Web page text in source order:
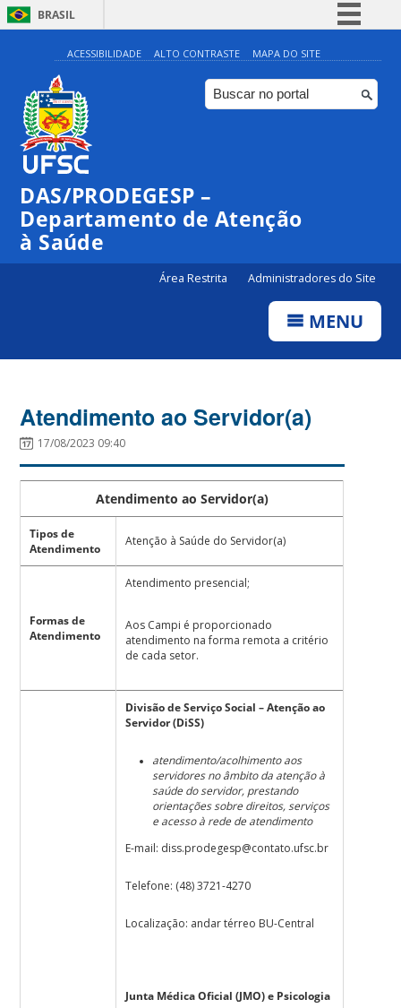
BRASIL
Simplifique!
Comunica BR
Participe
ACESSIBILIDADE ALTO CONTRASTE MAPA DO SITE
DAS/PRODEGESP –
Departamento de Atenção
à Saúde
Área Restrita Administradores do Site
MENU
Atendimento ao Servidor(a)
17/08/2023 09:40
Atendimento ao Servidor(a)
Tipos de
Atendimento
Atenção à Saúde do Servidor(a)
Formas de
Atendimento
Atendimento presencial;
Aos Campi é proporcionado
atendimento na forma remota a critério
de cada setor.
Divisão de Serviço Social – Atenção ao
Servidor (DiSS)
atendimento/acolhimento aos
servidores no âmbito da atenção à
saúde do servidor, prestando
orientações sobre direitos, serviços
e acesso à rede de atendimento
E-mail: diss.prodegesp@contato.ufsc.br
Telefone: (48) 3721-4270
Localização: andar térreo BU-Central
Junta Médica Oficial (JMO) e Psicologia